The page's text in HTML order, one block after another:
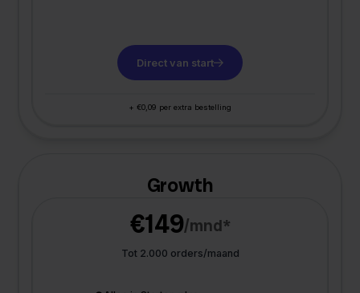
Direct van start
+ €0,09 per extra bestelling
Growth
€149/mnd*
Tot 2.000 orders/maand